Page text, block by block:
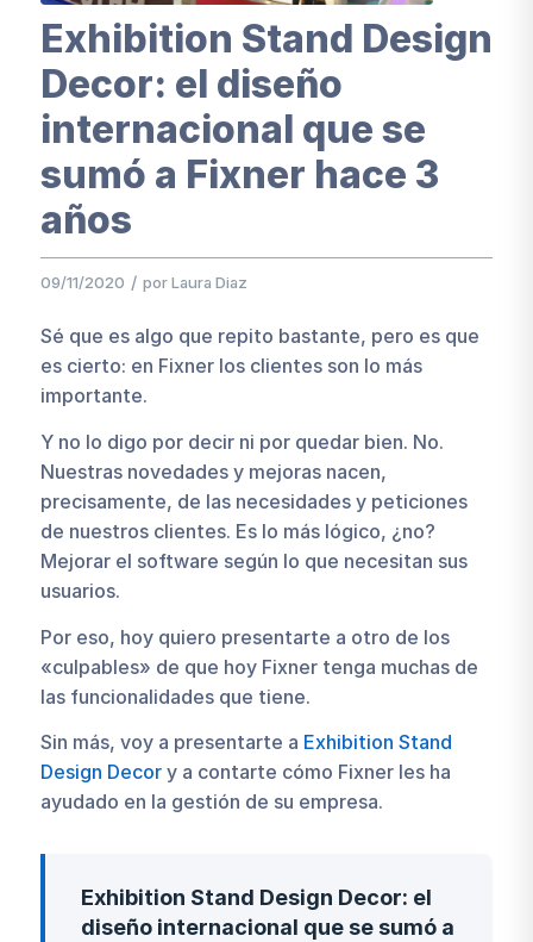
Exhibition Stand Design
Decor: el diseño
internacional que se
sumó a Fixner hace 3
años
09/11/2020 / porLaura Diaz
Sé que es algo que repito bastante, pero es que
es cierto: en Fixner los clientes son lo más
importante.
Y no lo digo por decir ni por quedar bien. No.
Nuestras novedades y mejoras nacen,
precisamente, de las necesidades y peticiones
de nuestros clientes. Es lo más lógico, ¿no?
Mejorar el software según lo que necesitan sus
usuarios.
Por eso, hoy quiero presentarte a otro de los
«culpables» de que hoy Fixner tenga muchas de
las funcionalidades que tiene.
Sin más, voy a presentarte a Exhibition Stand
Design Decory a contarte cómo Fixner les ha
ayudado en la gestión de su empresa.
Exhibition Stand Design Decor: el
diseño internacional que se sumó a